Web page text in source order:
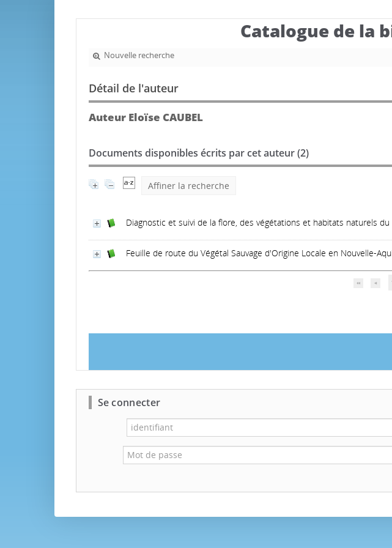
Catalogue de la
Nouvelle recherche
Détail de l'auteur
Auteur Eloïse CAUBEL
Documents disponibles écrits par cet auteur (2)
Affiner la recherche
Diagnostic et suivi de la flore, des végétations et habitats naturels
Feuille de route du Végétal Sauvage d'Origine Locale en Nouvelle-
Se connecter